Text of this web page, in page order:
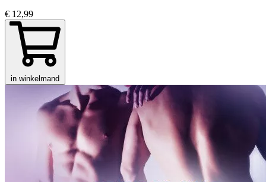
€ 12,99
in winkelmand